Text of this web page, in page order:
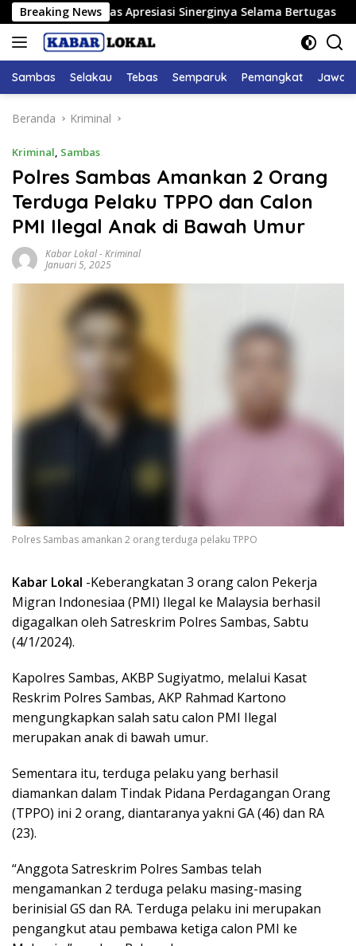
Langsung
ke
konten
Breaking News
Sambas Apresiasi Sinerginya Selama Bertugas
Sambas Selakau Tebas Semparuk Pemangkat Jawai
Beranda Kriminal
Kriminal, Sambas
Polres Sambas Amankan 2 Orang
Terduga Pelaku TPPO dan Calon
PMI Ilegal Anak di Bawah Umur
Kabar Lokal-Kriminal
Januari 5, 2025
Polres Sambas amankan 2 orang terduga pelaku TPPO
Kabar Lokal -Keberangkatan 3 orang calon Pekerja
Migran Indonesiaa (PMI) Ilegal ke Malaysia berhasil
digagalkan oleh Satreskrim Polres Sambas, Sabtu
(4/1/2024).
Kapolres Sambas, AKBP Sugiyatmo, melalui Kasat
Reskrim Polres Sambas, AKP Rahmad Kartono
mengungkapkan salah satu calon PMI Ilegal
merupakan anak di bawah umur.
Sementara itu, terduga pelaku yang berhasil
diamankan dalam Tindak Pidana Perdagangan Orang
(TPPO) ini 2 orang, diantaranya yakni GA (46) dan RA
(23).
“Anggota Satreskrim Polres Sambas telah
mengamankan 2 terduga pelaku masing-masing
berinisial GS dan RA. Terduga pelaku ini merupakan
pengangkut atau pembawa ketiga calon PMI ke